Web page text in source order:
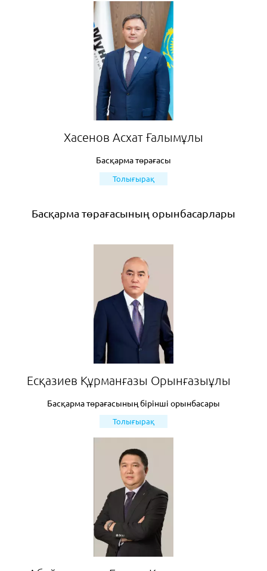
Хасенов Асхат Ғалымұлы
Басқарма төрағасы
Толығырақ
Басқарма төрағасының орынбасарлары
Eсқазиев Құрманғазы Орынғазыұлы
Басқарма төрағасының бірінші орынбасары
Толығырақ